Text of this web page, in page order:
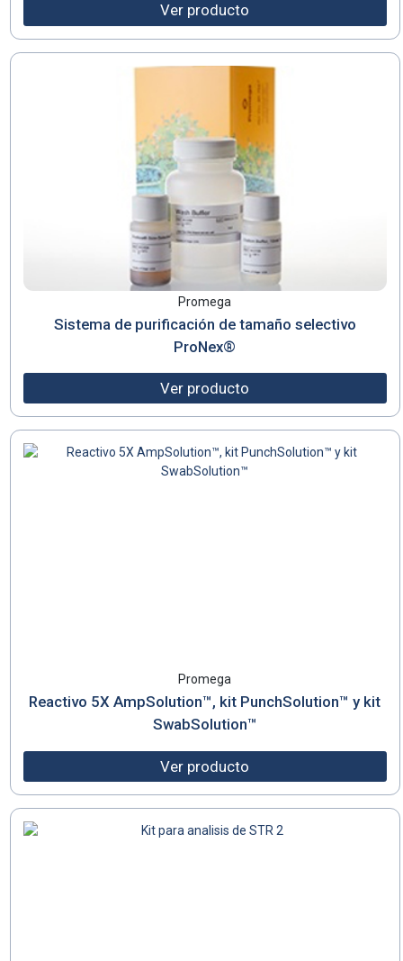
Ver producto
Promega
Sistema de purificación de tamaño selectivo
ProNex®
Ver producto
Promega
Reactivo 5X AmpSolution™, kit PunchSolution™ y kit
SwabSolution™
Ver producto